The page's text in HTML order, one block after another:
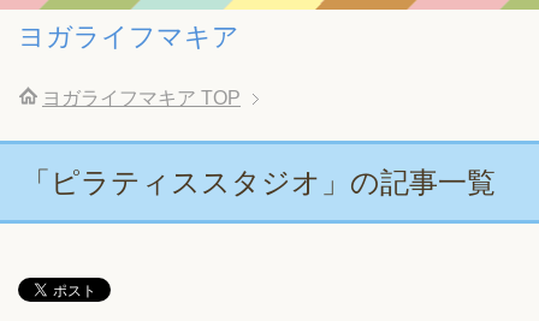
ヨガライフマキア
ヨガライフマキア TOP
「ピラティススタジオ」の記事一覧